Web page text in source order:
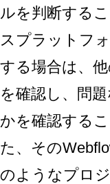
ルを判断する
スプラットフ
する場合は、
を確認し、問
かを確認する
た、その
のようなプロ